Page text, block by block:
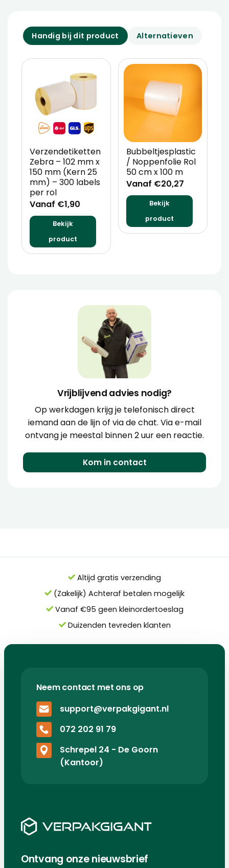
Handig bij dit product Alternatieven
Verzendetiketten
Zebra – 102 mm x
150 mm (Kern 25
mm) – 300 labels
per rol
Vanaf €1,90
Bekijk
product
Bubbeltjesplastic
/ Noppenfolie Rol
50 cm x 100 m
Vanaf €20,27
Bekijk
product
Vrijblijvend advies nodig?
Op werkdagen krijg je telefonisch direct
iemand aan de lijn of via de chat. Via e-mail
ontvang je meestal binnen 2 uur een reactie.
Kom in contact
Altijd gratis verzending
(Zakelijk) Achteraf betalen mogelijk
Vanaf €95 geen kleinordertoeslag
Duizenden tevreden klanten
Neem contact met ons op
support@verpakgigant.nl
072 202 91 79
Schrepel 24 - De Goorn
(Kantoor)
Ontvang onze nieuwsbrief